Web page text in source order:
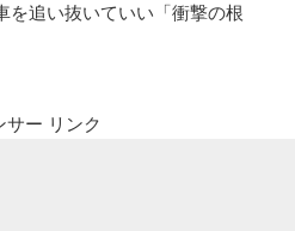
を追い抜いていい「衝撃の根
サー リンク